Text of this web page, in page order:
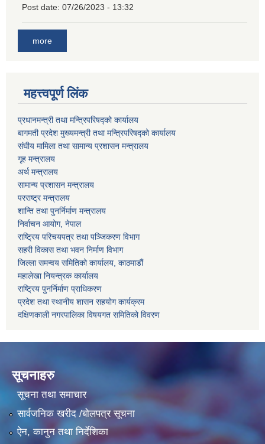
Post date: 07/26/2023 - 13:32
more
महत्त्वपूर्ण लिंक
प्रधानमन्त्री तथा मन्त्रिपरिषद्को कार्यालय
बागमती प्रदेश मुख्यमन्त्री तथा मन्त्रिपरिषद्को कार्यालय
संघीय मामिला तथा सामान्य प्रशासन मन्त्रालय
गृह मन्त्रालय
अर्थ मन्त्रालय
सामान्य प्रशासन मन्त्रालय
परराष्ट्र मन्त्रालय
शान्ति तथा पुनर्निर्माण मन्त्रालय
निर्वाचन आयोग, नेपाल
राष्ट्रिय परिचयपत्र तथा पञ्जिकरण विभाग
सहरी विकास तथा भवन निर्माण विभाग
जिल्ला समन्वय समितिको कार्यालय, काठमाडौं
महालेखा नियन्त्रक कार्यालय
राष्ट्रिय पुनर्निर्माण प्राधिकरण
प्रदेश तथा स्थानीय शासन सहयोग कार्यक्रम
दक्षिणकाली नगरपालिका विषयगत समितिको विवरण
सूचनाहरु
सूचना तथा समाचार
सार्वजनिक खरीद /बोलपत्र सूचना
ऐन, कानुन तथा निर्देशिका